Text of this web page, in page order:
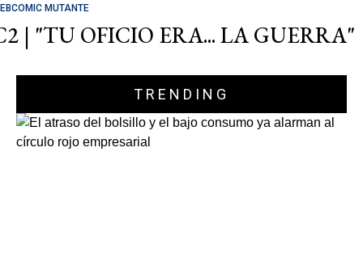
MUTANTE
| "TU OFICIO ERA... LA GUERRA"
TRENDING